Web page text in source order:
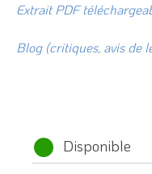
Extrait PDF
Blog (critiques, avis de
Disponible